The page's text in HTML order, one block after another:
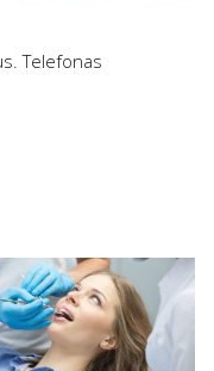
Telefonas